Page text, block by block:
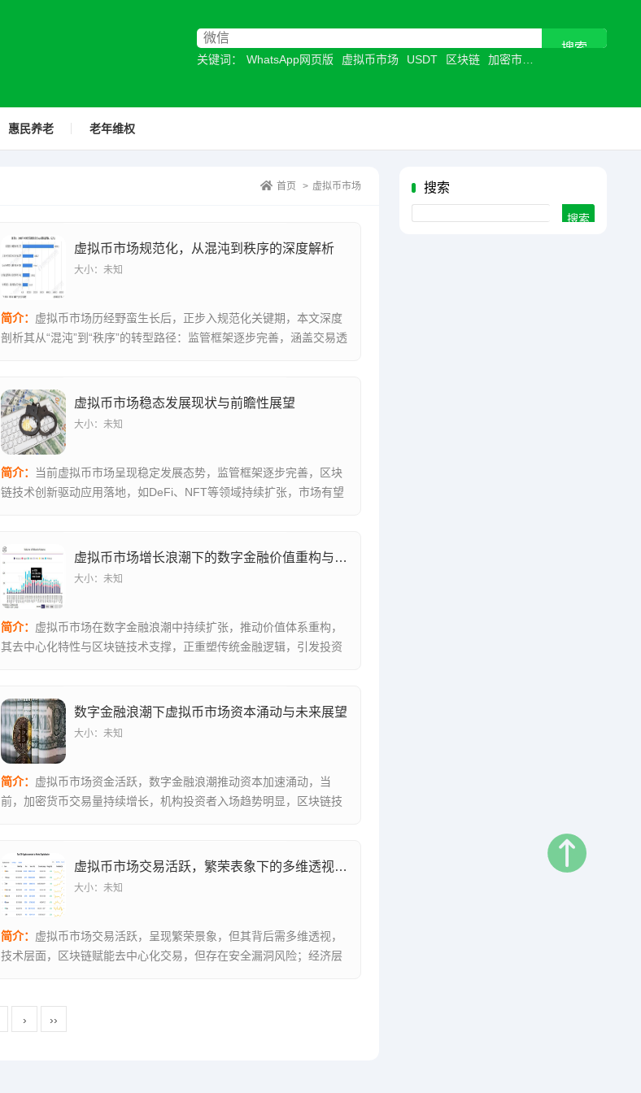
关键词： WhatsApp网页版 虚拟币市场 USDT 区块链 加密市场
惠民养老 老年维权
搜索
首页 > 虚拟币市场
虚拟币市场规范化，从混沌到秩序的深度解析
大小：未知
简介： 虚拟币市场历经野蛮生长后，正步入规范化关键期，本文深度
剖析其从“混沌”到“秩序”的转型路径：监管框架逐步完善，涵盖交易透
虚拟币市场稳态发展现状与前瞻性展望
大小：未知
简介：
当前虚拟币市场呈现稳定发展态势，监管框架逐步完善，区块
链技术创新驱动应用落地，如DeFi、NFT等领域持续扩张，市场有望
虚拟币市场增长浪潮下的数字金融价值重构与未来图景
大小：未知
简介： 虚拟币市场在数字金融浪潮中持续扩张，推动价值体系重构，
其去中心化特性与区块链技术支撑，正重塑传统金融逻辑，引发投资
数字金融浪潮下虚拟币市场资本涌动与未来展望
大小：未知
简介： 虚拟币市场资金活跃，数字金融浪潮推动资本加速涌动，当
前，加密货币交易量持续增长，机构投资者入场趋势明显，区块链技
虚拟币市场交易活跃，繁荣表象下的多维透视与未来挑战
大小：未知
简介： 虚拟币市场交易活跃，呈现繁荣景象，但其背后需多维透视，
技术层面，区块链赋能去中心化交易，但存在安全漏洞风险；经济层
› ››